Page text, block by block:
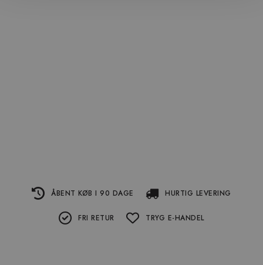
ÅBENT KØB I 90 DAGE HURTIG LEVERING
FRI RETUR TRYG E-HANDEL